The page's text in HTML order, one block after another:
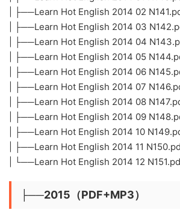
| ├──Learn Hot English 2014 02
| ├──Learn Hot English 2014 03
| ├──Learn Hot English 2014 04
| ├──Learn Hot English 2014 05
| ├──Learn Hot English 2014 06
| ├──Learn Hot English 2014 07
| ├──Learn Hot English 2014 08
| ├──Learn Hot English 2014 09
| ├──Learn Hot English 2014 10
| ├──Learn Hot English 2014 11
| └──Learn Hot English 2014 12
├──2015（PDF+MP3）